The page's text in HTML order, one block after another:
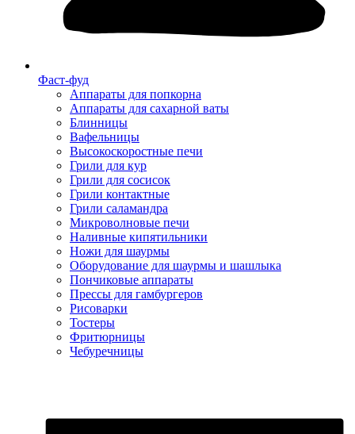
Фаст-фуд
Аппараты для попкорна
Аппараты для сахарной ваты
Блинницы
Вафельницы
Высокоскоростные печи
Грили для кур
Грили для сосисок
Грили контактные
Грили саламандра
Микроволновые печи
Наливные кипятильники
Ножи для шаурмы
Оборудование для шаурмы и шашлыка
Пончиковые аппараты
Прессы для гамбургеров
Рисоварки
Тостеры
Фритюрницы
Чебуречницы